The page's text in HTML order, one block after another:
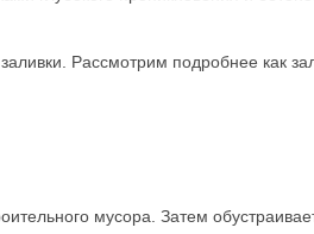
Рассмотрим подробнее как
мусора. Затем